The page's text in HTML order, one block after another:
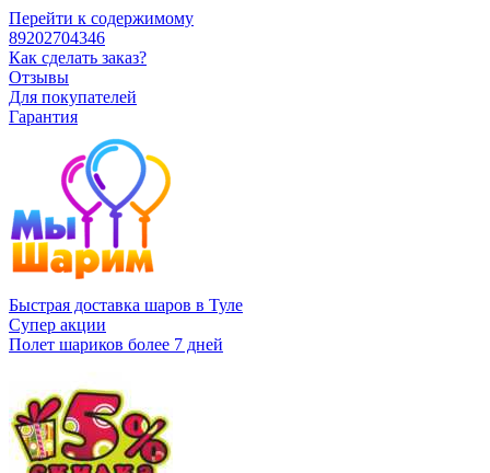
Перейти к содержимому
89202704346
Как сделать заказ?
Отзывы
Для покупателей
Гарантия
Быстрая доставка шаров в Туле
Супер акции
Полет шариков более 7 дней